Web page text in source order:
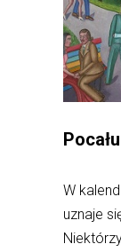
W
uznaje